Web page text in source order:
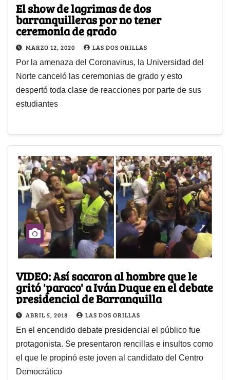
El show de lagrimas de dos
barranquilleras por no tener
ceremonia de grado
MARZO 12, 2020 LAS DOS ORILLAS
Por la amenaza del Coronavirus, la Universidad del
Norte canceló las ceremonias de grado y esto
despertó toda clase de reacciones por parte de sus
estudiantes
VIDEO: Así sacaron al hombre que le
gritó 'paraco' a Iván Duque en el debate
presidencial de Barranquilla
ABRIL 5, 2018 LAS DOS ORILLAS
En el encendido debate presidencial el público fue
protagonista. Se presentaron rencillas e insultos como
el que le propinó este joven al candidato del Centro
Democrático